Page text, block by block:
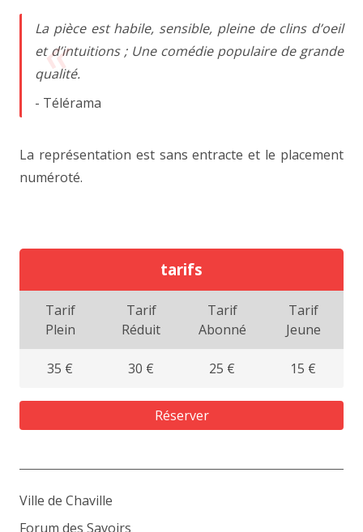
tarifs
Tarif
Plein
Tarif
Réduit
Tarif
Abonné
Tarif
Jeune
35 € 30 € 25 € 15 €
Réserver
La pièce est habile, sensible, pleine de clins d’oeil
et d’intuitions ; Une comédie populaire de grande
qualité.
- Télérama
La représentation est sans entracte et le placement
numéroté.
Ville de Chaville
Forum des Savoirs